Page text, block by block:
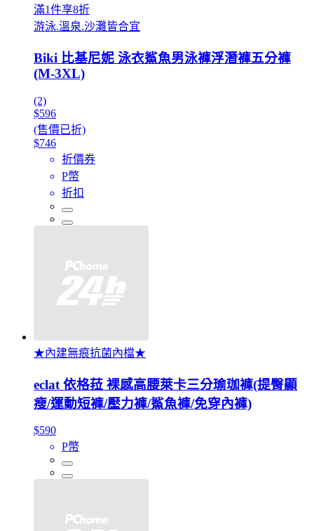
滿1件享8折
游泳.溫泉.沙灘皆合宜
Biki 比基尼妮 泳衣鯊魚男泳褲浮潛褲五分褲
(M-3XL)
(2)
$596
(售價已折)
$746
折價券
P幣
折扣
★內建無痕抗菌內檔★
eclat 依格菈 裸感高腰萊卡三分瑜珈褲(提臀顯
瘦/運動短褲/壓力褲/鯊魚褲/免穿內褲)
$590
P幣